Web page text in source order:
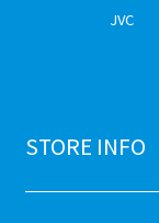
JVC
STORE INFO